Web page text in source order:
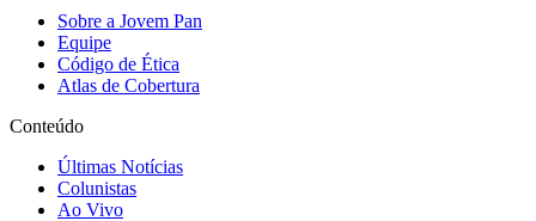
Sobre a Jovem Pan
Equipe
Código de Ética
Atlas de Cobertura
Conteúdo
Últimas Notícias
Colunistas
Ao Vivo